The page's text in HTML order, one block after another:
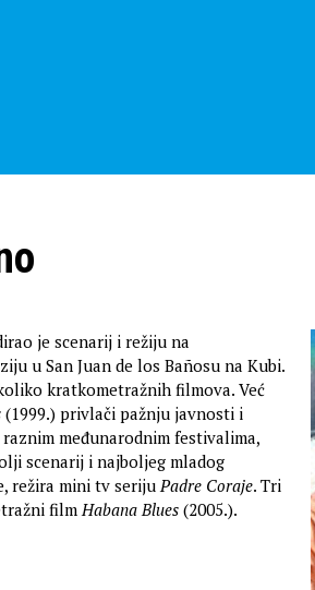
je scenarij i režiju na
u San Juan de los Bañosu na Kubi.
kratkometražnih filmova. Već
(1999.) privlači pažnju javnosti i
međunarodnim festivalima,
scenarij i najboljeg mladog
režira mini tv serijuPadre Coraje. Tri
filmHabana Blues (2005.).